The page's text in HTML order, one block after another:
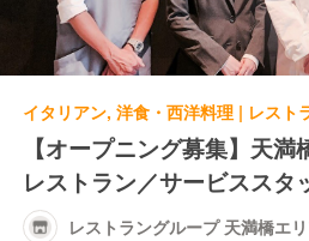
【オープニング募集】天
レストラン／サービススタ
レストラングループ 天満橋エ